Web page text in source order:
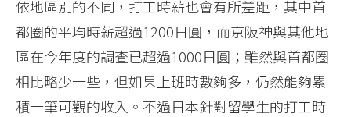
依地區別的不同，打工時薪也會有所差距，其中首
都圈的平均時薪超過1200日圓，而京阪神與其他地
區在今年度的調查已超過1000日圓；雖然與首都圈
相比略少一些，但如果上班時數夠多，仍然能夠累
積一筆可觀的收入。不過日本針對留學生的打工時